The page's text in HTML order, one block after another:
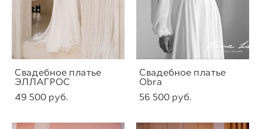
Свадебное платье
ЭЛЛАГРОС
49 500 pуб.
Свадебное платье
Obra
56 500 pуб.